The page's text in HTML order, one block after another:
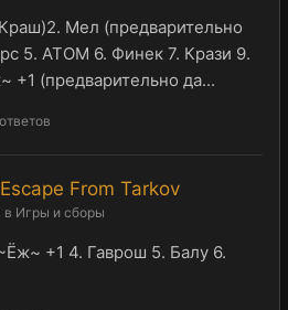
Мел (предварительно
5. АТОМ 6. Финек 7. Крази 9.
+1 (предварительно да...
From Tarkov
в Игры и сборы
+1 4. Гаврош 5. Балу 6.